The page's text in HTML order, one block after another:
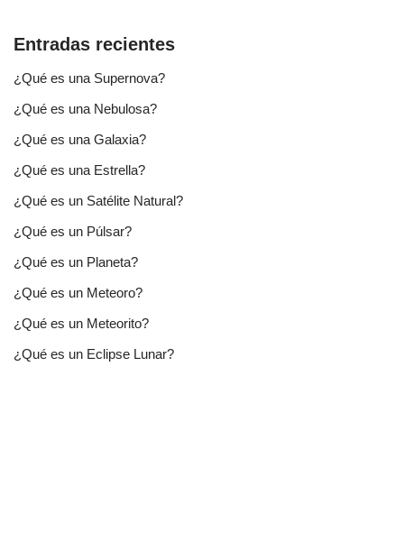
Entradas recientes
¿Qué es una Supernova?
¿Qué es una Nebulosa?
¿Qué es una Galaxia?
¿Qué es una Estrella?
¿Qué es un Satélite Natural?
¿Qué es un Púlsar?
¿Qué es un Planeta?
¿Qué es un Meteoro?
¿Qué es un Meteorito?
¿Qué es un Eclipse Lunar?